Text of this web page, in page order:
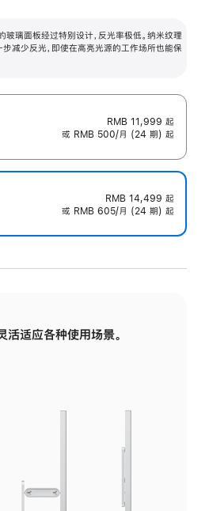
玻璃面板经过特别设计，反光率极低。纳米纹理
减少反光，即使在高亮光源的工作场所也能保
RMB 11,999 起
或 RMB 500/月 (24 期) 起
RMB 14,499 起
或 RMB 605/月 (24 期) 起
活适应各种使用场景。